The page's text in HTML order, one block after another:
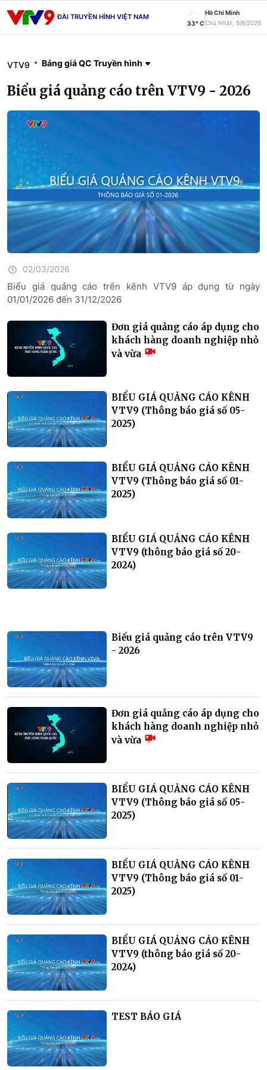
ĐÀI TRUYỀN HÌNH VIỆT NAM
33° C
Hồ Chí Minh
Chủ Nhật, 9/8/2026
VTV9 Bảng giá QC Truyền hình
Biểu giá quảng cáo trên VTV9 - 2026
02/03/2026
Biểu giá quảng cáo trên kênh VTV9 áp dụng từ ngày
01/01/2026 đến 31/12/2026
Đơn giá quảng cáo áp dụng cho
khách hàng doanh nghiệp nhỏ
và vừa
BIỂU GIÁ QUẢNG CÁO KÊNH
VTV9 (Thông báo giá số 05-
2025)
BIỂU GIÁ QUẢNG CÁO KÊNH
VTV9 (Thông báo giá số 01-
2025)
BIỂU GIÁ QUẢNG CÁO KÊNH
VTV9 (thông báo giá số 20-
2024)
Biểu giá quảng cáo trên VTV9
- 2026
Đơn giá quảng cáo áp dụng cho
khách hàng doanh nghiệp nhỏ
và vừa
BIỂU GIÁ QUẢNG CÁO KÊNH
VTV9 (Thông báo giá số 05-
2025)
BIỂU GIÁ QUẢNG CÁO KÊNH
VTV9 (Thông báo giá số 01-
2025)
BIỂU GIÁ QUẢNG CÁO KÊNH
VTV9 (thông báo giá số 20-
2024)
TEST BÁO GIÁ